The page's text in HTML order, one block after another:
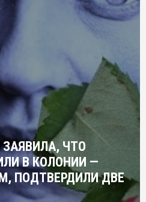
ЧТО
В КОЛОНИИ —
ПОДТВЕРДИЛИ ДВЕ